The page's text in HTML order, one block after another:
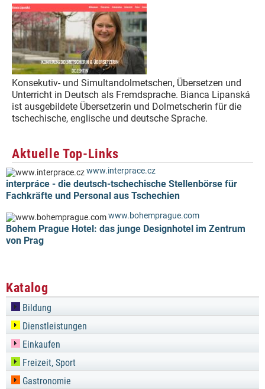
Konsekutiv- und Simultandolmetschen, Übersetzen und
Unterricht in Deutsch als Fremdsprache. Bianca Lipanská
ist ausgebildete Übersetzerin und Dolmetscherin für die
tschechische, englische und deutsche Sprache.
Aktuelle Top-Links
www.interprace.cz
interpráce - die deutsch-tschechische Stellenbörse für
Fachkräfte und Personal aus Tschechien
www.bohemprague.com
Bohem Prague Hotel: das junge Designhotel im Zentrum
von Prag
Katalog
Bildung
Dienstleistungen
Einkaufen
Freizeit, Sport
Gastronomie